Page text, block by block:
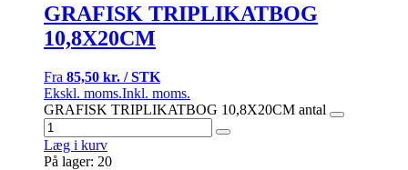
GRAFISK TRIPLIKATBOG
10,8X20CM
Fra 85,50 kr. / STK
Ekskl. moms.Inkl. moms.
GRAFISK TRIPLIKATBOG 10,8X20CM antal
Læg i kurv
På lager: 20